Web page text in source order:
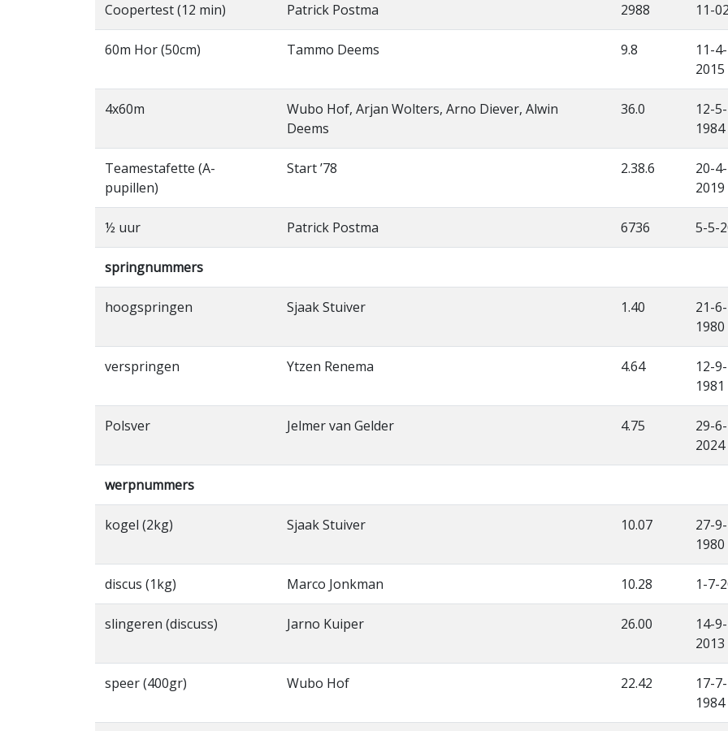
Coopertest (12 min) Patrick Postma 2988 11-
60m Hor (50cm) Tammo Deems 9.8
11-4-
2015
4x60m
Wubo Hof, Arjan Wolters, Arno Diever, Alwin
Deems
36.0
12-5-
1984
Teamestafette (A-
pupillen)
Start ’78 2.38.6
20-4-
2019
½ uur Patrick Postma 6736 5-5-
springnummers
hoogspringen Sjaak Stuiver 1.40
21-6-
1980
verspringen Ytzen Renema 4.64
12-9-
1981
Polsver Jelmer van Gelder 4.75
29-6-
2024
werpnummers
kogel (2kg) Sjaak Stuiver 10.07
27-9-
1980
discus (1kg) Marco Jonkman 10.28 1-7-
slingeren (discuss) Jarno Kuiper 26.00
14-9-
2013
speer (400gr) Wubo Hof 22.42
17-7-
1984